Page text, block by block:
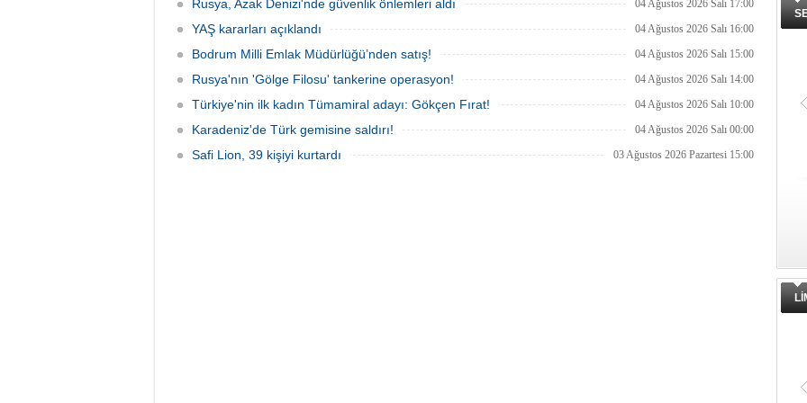
Rusya, Azak Denizi'nde güvenlik önlemleri aldı 04 Ağustos 2026 Salı 17:00
YAŞ kararları açıklandı 04 Ağustos 2026 Salı 16:00
Bodrum Milli Emlak Müdürlüğü’nden satış! 04 Ağustos 2026 Salı 15:00
Rusya'nın 'Gölge Filosu' tankerine operasyon! 04 Ağustos 2026 Salı 14:00
Türkiye'nin ilk kadın Tümamiral adayı: Gökçen Fırat! 04 Ağustos 2026 Salı 10:00
Karadeniz'de Türk gemisine saldırı! 04 Ağustos 2026 Salı 00:00
Safi Lion, 39 kişiyi kurtardı 03 Ağustos 2026 Pazartesi 15:00